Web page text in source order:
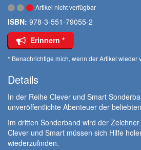
Artikel nicht verfügbar
ISBN: 978-3-551-79055-2
Erinnern *
* Benachrichtige mich, wenn der Artikel wieder
Details
In der Reihe Clever und Smart
unveröffentlichte Abenteuer der
Im dritten Sonderband wird der
Clever und Smart müssen sich Hilfe
wiederzufinden.